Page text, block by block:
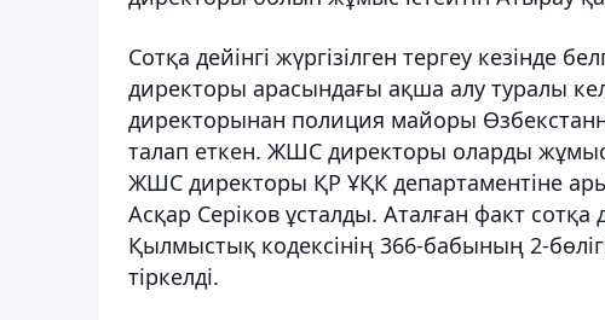
Сотқа дейінгі жүргізілген тергеу кезінде
директоры арасындағы ақша алу туралы
директорынан полиция майоры
талап еткен. ЖШС директоры оларды
ЖШС директоры ҚР ҰҚК департаментіне
Асқар Серіков ұсталды. Аталған факт сотқа
Қылмыстық кодексінің 366-бабының 2-
тіркелді.